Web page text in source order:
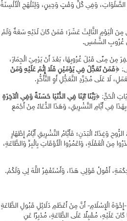
الصَّلَوَاتِ، وَفِي كُلِّ وَقْتٍ وَحِينٍ، وَلِتَلْهَجِ الْأَلْسِنَةُ
الْيَوْمِ الثَّالِثَ عَشَرَ؛ فَمَنْ كَانَ لَدَيْهِ سَعَةٌ وَلَمْ
غُرُوبِ الشَّمْسِ.
مِنْ مِنًى قَبْلَ غُرُوبِهَا، بَعْدَ أَنْ يَرْمِيَ الْجِمَارَ،
﴿فَمَنْ تَعَجَّلَ فِي يَوْمَيْنِ فَلَا إِثْمَ عَلَيْهِ وَمَنْ
لَا عَلَى مُجَرَّدِ التَّعَجُّلِ أَوِ التَّأَخُّرِ.
الْحَجِّ: ﴿رَبَّنَا آتِنَا فِي الدُّنْيَا حَسَنَةً وَفِي الْآخِرَةِ
فِي أَيَّامِ التَّشْرِيقِ، وَهَذَا الدُّعَاءُ مِنْ أَجْمَعِ
وَغِذَاءُ الْبَدَنِ؛ فَأَيَّامُ التَّشْرِيقِ أَيَّامُ إِظْهَارِ
مِنَ الْغَفْلَةِ، وَاعْمُرُوا الْأَوْقَاتِ بِالْبِرِّ وَالطَّاعَةِ،
أَقُولُ قَوْلِي هَذَا، وَأَسْتَغْفِرُ اللَّهَ لِي وَلَكُمْ.
الْإِسْلَامِ- أَنَّ مِنْ أَعْظَمِ دَلَائِلِ قَبُولِ الطَّاعَةِ
عَلَيْهِ، مُقْبِلًا عَلَى الطَّاعَةِ، مُدْبِرًا عَنِ